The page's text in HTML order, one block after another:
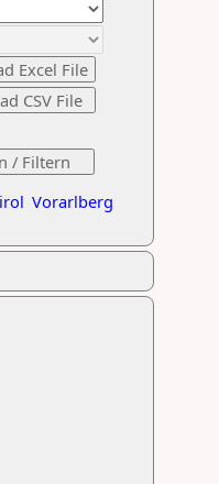
Vorarlberg